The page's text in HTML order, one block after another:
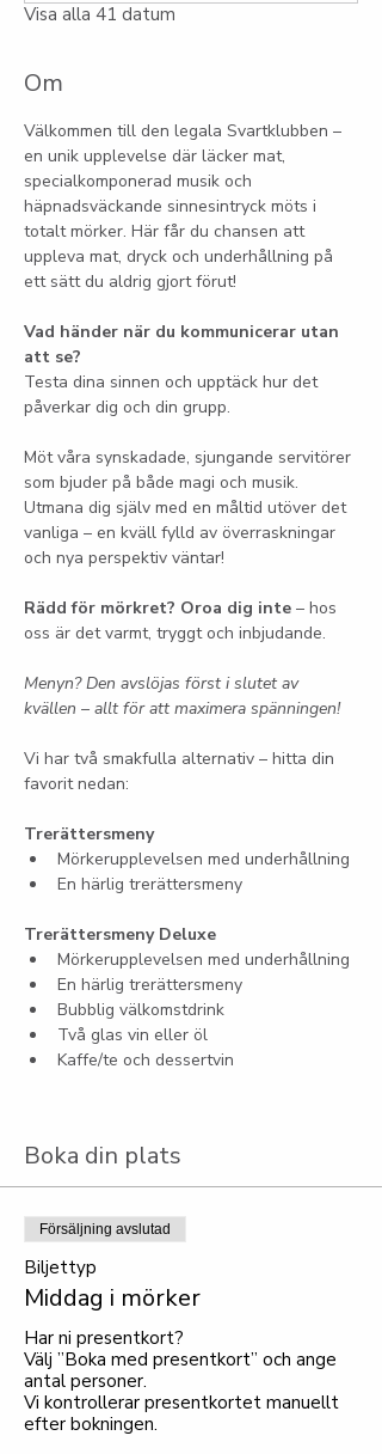
Visa alla 41 datum
Om
Välkommen till den legala Svartklubben –
en unik upplevelse där läcker mat,
specialkomponerad musik och
häpnadsväckande sinnesintryck möts i
totalt mörker. Här får du chansen att
uppleva mat, dryck och underhållning på
ett sätt du aldrig gjort förut!
Vad händer när du kommunicerar utan
att se?
Testa dina sinnen och upptäck hur det
påverkar dig och din grupp.
Möt våra synskadade, sjungande servitörer
som bjuder på både magi och musik.
Utmana dig själv med en måltid utöver det
vanliga – en kväll fylld av överraskningar
och nya perspektiv väntar!
Rädd för mörkret? Oroa dig inte – hos
oss är det varmt, tryggt och inbjudande.
Menyn? Den avslöjas först i slutet av
kvällen – allt för att maximera spänningen!
Vi har två smakfulla alternativ – hitta din
favorit nedan:
Trerättersmeny
Mörkerupplevelsen med underhållning
En härlig trerättersmeny
Trerättersmeny Deluxe
Mörkerupplevelsen med underhållning
En härlig trerättersmeny
Bubblig välkomstdrink
Två glas vin eller öl
Kaffe/te och dessertvin
Boka din plats
Försäljning avslutad
Biljettyp
Middag i mörker
Har ni presentkort?
Välj ”Boka med presentkort” och ange
antal personer.
Vi kontrollerar presentkortet manuellt
efter bokningen.